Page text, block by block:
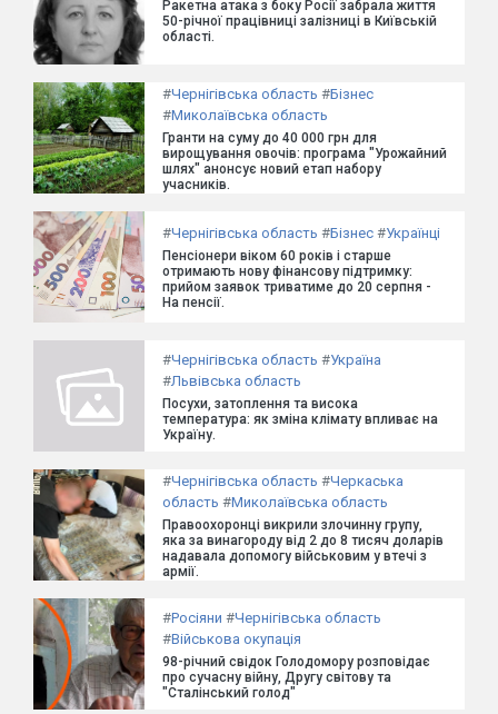
Ракетна атака з боку Росії забрала життя
50-річної працівниці залізниці в Київській
області.
#Чернігівська область #Бізнес
#Миколаївська область
Гранти на суму до 40 000 грн для
вирощування овочів: програма "Урожайний
шлях" анонсує новий етап набору
учасників.
#Чернігівська область #Бізнес #Українці
Пенсіонери віком 60 років і старше
отримають нову фінансову підтримку:
прийом заявок триватиме до 20 серпня -
На пенсії.
#Чернігівська область #Україна
#Львівська область
Посухи, затоплення та висока
температура: як зміна клімату впливає на
Україну.
#Чернігівська область #Черкаська
область #Миколаївська область
Правоохоронці викрили злочинну групу,
яка за винагороду від 2 до 8 тисяч доларів
надавала допомогу військовим у втечі з
армії.
#Росіяни #Чернігівська область
#Військова окупація
98-річний свідок Голодомору розповідає
про сучасну війну, Другу світову та
"Сталінський голод"